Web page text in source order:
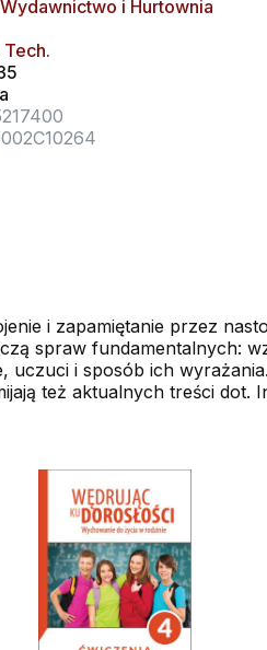
Wydawnictwo i Hurtownia
Tech.
i zapamiętanie przez
spraw fundamentalnych:
i sposób ich
też aktualnych treści dot.